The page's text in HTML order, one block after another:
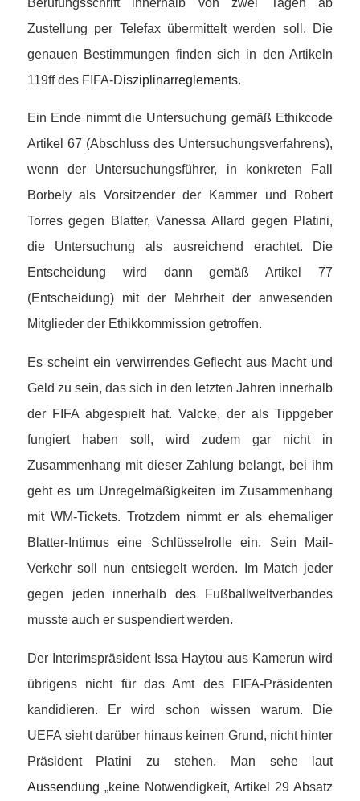
Zustellung per Telefax übermittelt werden soll. Die
genauen Bestimmungen finden sich in den Artikeln
119ff des FIFA-Disziplinarreglements.
Ein Ende nimmt die Untersuchung gemäß Ethikcode
Artikel 67 (Abschluss des Untersuchungsverfahrens),
wenn der Untersuchungsführer, in konkreten Fall
Borbely als Vorsitzender der Kammer und Robert
Torres gegen Blatter, Vanessa Allard gegen Platini,
die Untersuchung als ausreichend erachtet. Die
Entscheidung wird dann gemäß Artikel 77
(Entscheidung) mit der Mehrheit der anwesenden
Mitglieder der Ethikkommission getroffen.
Es scheint ein verwirrendes Geflecht aus Macht und
Geld zu sein, das sich in den letzten Jahren innerhalb
der FIFA abgespielt hat. Valcke, der als Tippgeber
fungiert haben soll, wird zudem gar nicht in
Zusammenhang mit dieser Zahlung belangt, bei ihm
geht es um Unregelmäßigkeiten im Zusammenhang
mit WM-Tickets. Trotzdem nimmt er als ehemaliger
Blatter-Intimus eine Schlüsselrolle ein. Sein Mail-
Verkehr soll nun entsiegelt werden. Im Match jeder
gegen jeden innerhalb des Fußballweltverbandes
musste auch er suspendiert werden.
Der Interimspräsident Issa Haytou aus Kamerun wird
übrigens nicht für das Amt des FIFA-Präsidenten
kandidieren. Er wird schon wissen warum. Die
UEFA sieht darüber hinaus keinen Grund, nicht hinter
Präsident Platini zu stehen. Man sehe laut
Aussendung „keine Notwendigkeit, Artikel 29 Absatz